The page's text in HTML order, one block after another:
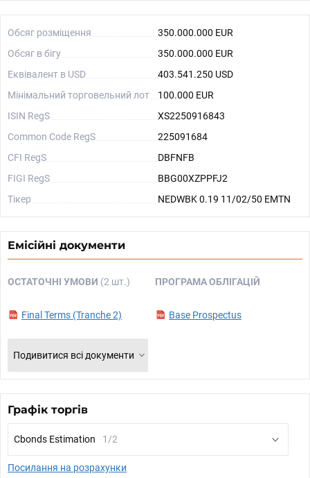
Обсяг розміщення
350.000.000 EUR
Обсяг в бігу
350.000.000 EUR
Еквівалент в USD
403.541.250 USD
Мінімальний торговельний лот
100.000 EUR
ISIN RegS
XS2250916843
Common Code RegS
225091684
CFI RegS
DBFNFB
FIGI RegS
BBG00XZPPFJ2
Тікер
NEDWBK 0.19 11/02/50 EMTN
Емісійні документи
ОСТАТОЧНІ УМОВИ (2 шт.)
Final Terms (Tranche 2)
ПРОГРАМА ОБЛІГАЦІЙ
Base Prospectus
Подивитися всі документи
Графік торгів
Cbonds Estimation 1/2
Посилання на розрахунки